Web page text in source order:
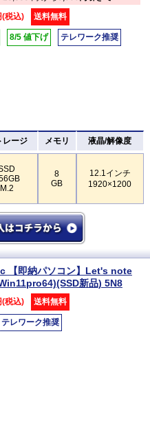
(税込) 送料無料
8/5 値下げ テレワーク推奨
レージ メモリ 液晶/解像度
M.2
8
GB
12.1インチ
1920×1200
【即納パソコン】Let's note
新品) 5N8
(税込) 送料無料
テレワーク推奨